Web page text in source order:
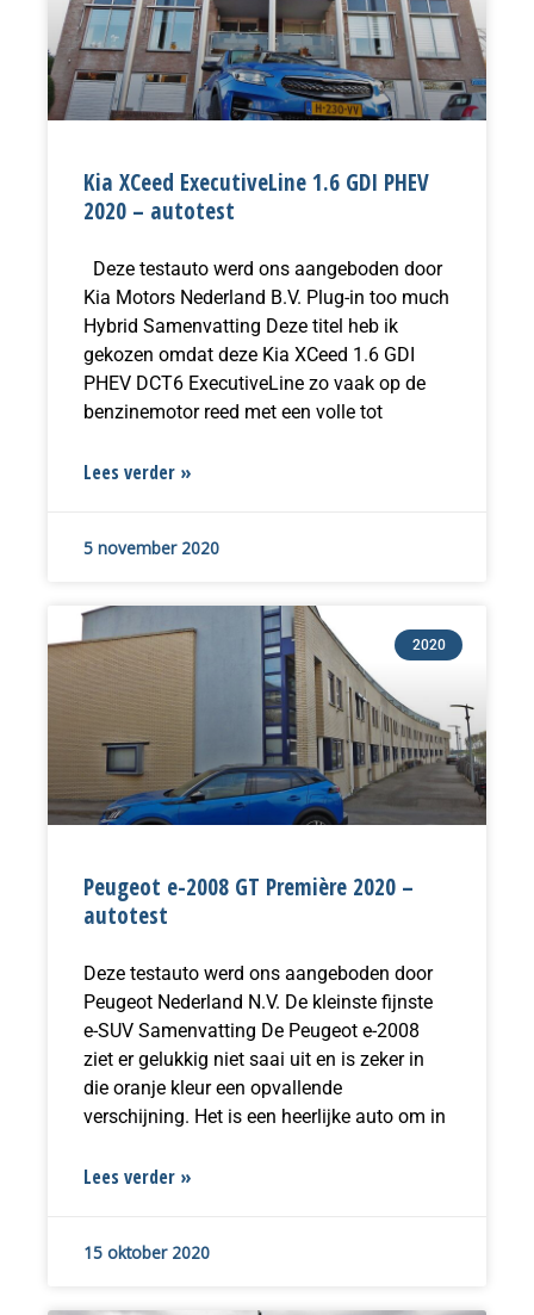
Kia XCeed ExecutiveLine 1.6 GDI PHEV
2020 – autotest
Deze testauto werd ons aangeboden door
Kia Motors Nederland B.V. Plug-in too much
Hybrid Samenvatting Deze titel heb ik
gekozen omdat deze Kia XCeed 1.6 GDI
PHEV DCT6 ExecutiveLine zo vaak op de
benzinemotor reed met een volle tot
Lees verder »
5 november 2020
2020
Peugeot e-2008 GT Première 2020 –
autotest
Deze testauto werd ons aangeboden door
Peugeot Nederland N.V. De kleinste fijnste
e-SUV Samenvatting De Peugeot e-2008
ziet er gelukkig niet saai uit en is zeker in
die oranje kleur een opvallende
verschijning. Het is een heerlijke auto om in
Lees verder »
15 oktober 2020